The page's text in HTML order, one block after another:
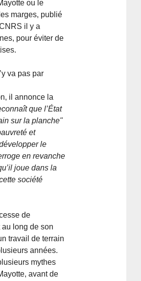
ou le
marges, publié
il y a
pour éviter de
va pas par
il annonce la
que l’État
sur la planche"
et
le
en revanche
joue dans la
société
de
long de son
travail de terrain
années.
mythes
avant de